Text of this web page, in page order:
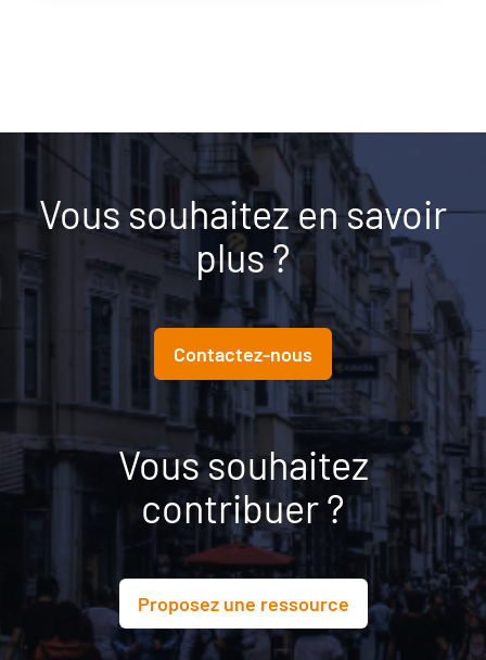
Vous souhaitez en savoir
plus ?
Contactez-nous
Vous souhaitez
contribuer ?
Proposez une ressource